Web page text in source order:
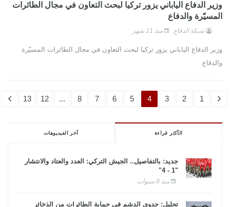
وزير الدفاع الياباني يزور تركيا لبحث التعاون في مجال الطائرات
المسيّرة والدفاع
شبكة الدفاع منذ 11 شهر
وزير الدفاع الياباني يزور تركيا لبحث التعاون في مجال الطائرات المسيّرة
والدفاع
1
2
3
4
5
6
7
8
...
12
13
الأكثر قراءة آخر الفيديوهات
جديد: بالتفاصيل.. الجيش التركي: العدد والعتاد والانتشار
"1 - 4"
منذ 8 سنوات
تحليل: جدوى الدشم فى حماية الطائرات من الذخائر